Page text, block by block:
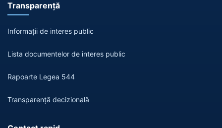
Transparență
Informații de interes public
Lista documentelor de interes public
Rapoarte Legea 544
Transparență decizională